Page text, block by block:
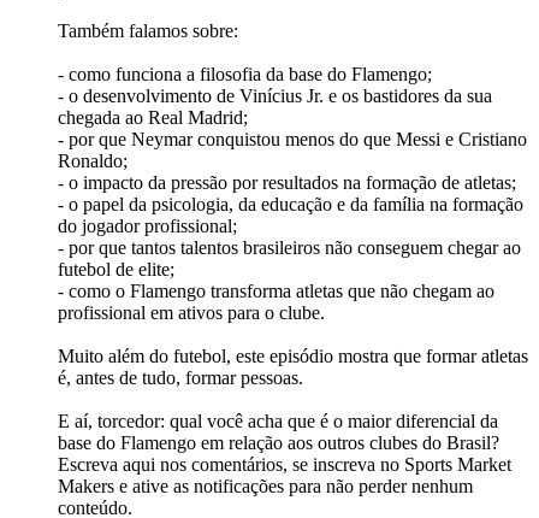
Também falamos sobre:
- como funciona a filosofia da base do Flamengo;
- o desenvolvimento de Vinícius Jr. e os bastidores da sua
chegada ao Real Madrid;
- por que Neymar conquistou menos do que Messi e Cristiano
Ronaldo;
- o impacto da pressão por resultados na formação de atletas;
- o papel da psicologia, da educação e da família na formação
do jogador profissional;
- por que tantos talentos brasileiros não conseguem chegar ao
futebol de elite;
- como o Flamengo transforma atletas que não chegam ao
profissional em ativos para o clube.
Muito além do futebol, este episódio mostra que formar atletas
é, antes de tudo, formar pessoas.
E aí, torcedor: qual você acha que é o maior diferencial da
base do Flamengo em relação aos outros clubes do Brasil?
Escreva aqui nos comentários, se inscreva no Sports Market
Makers e ative as notificações para não perder nenhum
conteúdo.